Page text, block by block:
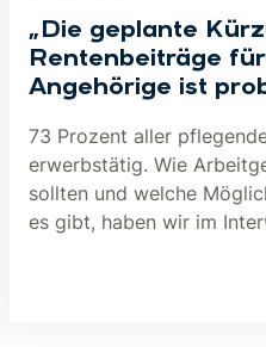
„Die geplante
Rentenbeiträge
Angehörige ist
73 Prozent aller
erwerbstätig. Wie
sollten und welche
es gibt, haben wir im